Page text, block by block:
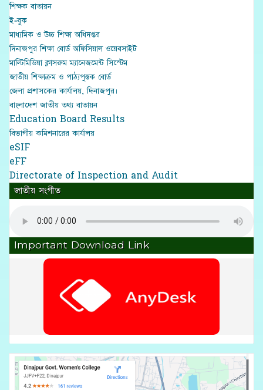
শিক্ষক বাতায়ন
ই-বুক
মাধ্যমিক ও উচ্চ শিক্ষা অধিদপ্তর
দিনাজপুর শিক্ষা বোর্ড অফিসিয়াল ওয়েবসাইট
মাল্টিমিডিয়া ক্লাসরুম ম্যানেজমেন্ট সিস্টেম
জাতীয় শিক্ষাক্রম ও পাঠ্যপুস্তক বোর্ড
জেলা প্রশাসকের কার্যালয়, দিনাজপুর।
বাংলাদেশ জাতীয় তথ্য বাতায়ন
Education Board Results
বিভাগীয় কমিশনারের কার্যালয়
eSIF
eFF
Directorate of Inspection and Audit
জাতীয় সংগীত
Important Download Link